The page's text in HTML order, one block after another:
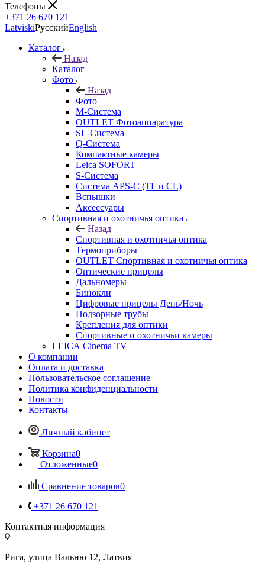
Телефоны
+371 26 670 121
LatviskiРусскийEnglish
Каталог
Назад
Каталог
Фото
Назад
Фото
M-Система
OUTLET Фотоаппаратура
SL-Система
Q-Cистема
Компактные камеры
Leica SOFORT
S-Система
Система APS-C (TL и CL)
Вспышки
Аксессуары
Спортивная и охотничья оптика
Назад
Спортивная и охотничья оптика
Tермоприборы
OUTLET Спортивная и охотничья оптика
Оптические прицелы
Дальномеры
Бинокли
Цифровые прицелы День/Ночь
Подзорные трубы
Крепления для оптики
Спортивные и охотничьи камеры
LEICA Cinema TV
О компании
Оплата и доставка
Пользовательское соглашение
Политика конфиденциальности
Новости
Контакты
Личный кабинет
Корзина0
Отложенные0
Сравнение товаров0
+371 26 670 121
Контактная информация
Рига, улица Вальню 12, Латвия